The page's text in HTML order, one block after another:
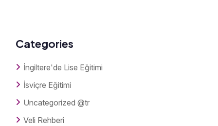
Categories
İngiltere'de Lise Eğitimi
İsviçre Eğitimi
Uncategorized @tr
Veli Rehberi